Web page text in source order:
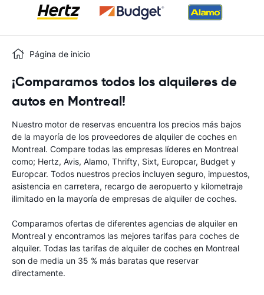
Página de inicio
¡Comparamos todos los alquileres de
autos en Montreal!
Nuestro motor de reservas encuentra los precios más bajos
de la mayoría de los proveedores de alquiler de coches en
Montreal. Compare todas las empresas líderes en Montreal
como; Hertz, Avis, Alamo, Thrifty, Sixt, Europcar, Budget y
Europcar. Todos nuestros precios incluyen seguro, impuestos,
asistencia en carretera, recargo de aeropuerto y kilometraje
ilimitado en la mayoría de empresas de alquiler de coches.
Comparamos ofertas de diferentes agencias de alquiler en
Montreal y encontramos las mejores tarifas para coches de
alquiler. Todas las tarifas de alquiler de coches en Montreal
son de media un 35 % más baratas que reservar
directamente.